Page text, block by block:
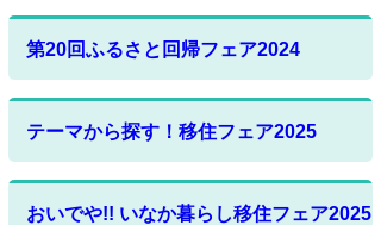
第20回ふるさと回帰フェア2024
テーマから探す！移住フェア2025
おいでや!! いなか暮らし移住フェア2025